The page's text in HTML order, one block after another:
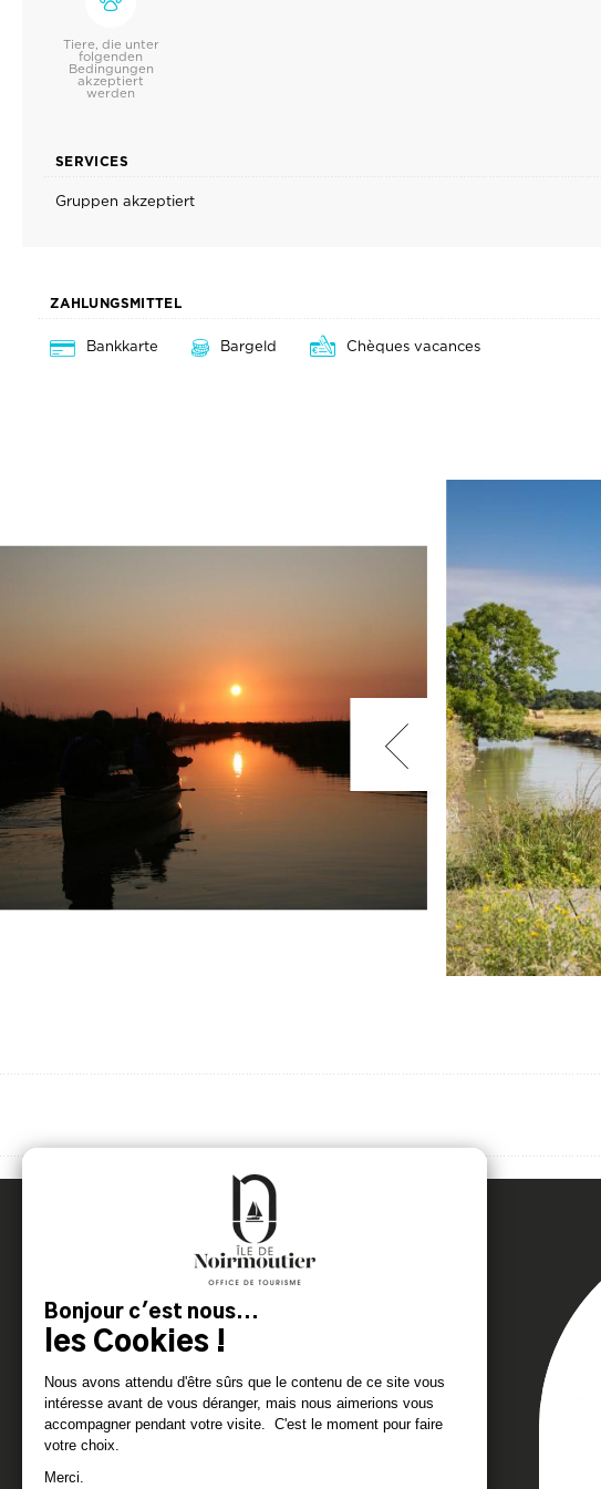
Tiere, die unter
folgenden
Bedingungen
akzeptiert
werden
SERVICES
Gruppen akzeptiert
ZAHLUNGSMITTEL
Bankkarte Bargeld Chèques vacances